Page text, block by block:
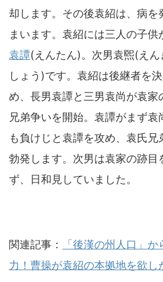
却します。その後袁紹は、病を
まいます。袁紹には三人の子供
袁譚(えんたん)。次男袁煕(えん
しょう)です。袁紹は後継者を
め、長男袁譚と三男袁尚が袁家
兄弟争いを開始。袁譚がまず袁
も負けじと袁譚を攻め、袁氏
勃発します。次男は袁家の跡目
ず、日和見していました。
関連記事：
「後漢の州人口」
力！曹操が袁紹の本拠地を欲し